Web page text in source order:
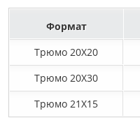
Формат
Трюмо 20X20
Трюмо 20X30
Трюмо 21X15